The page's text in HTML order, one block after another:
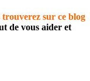
trouverez sur ce blog
de vous aider et